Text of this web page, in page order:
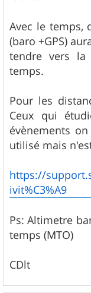
Avec le temps,
(baro +GPS)
tendre vers la
temps.
Pour les
Ceux qui
évènements
utilisé mais
https://
ivit%C3%A9
Ps: Altimetre
temps (MTO)
CDlt